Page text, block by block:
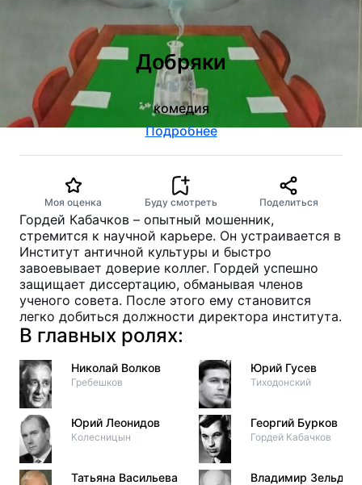
Добряки
1979
комедия
Подробнее
Моя оценка Буду смотреть Поделиться
Гордей Кабачков – опытный мошенник,
стремится к научной карьере. Он устраивается в
Институт античной культуры и быстро
завоевывает доверие коллег. Гордей успешно
защищает диссертацию, обманывая членов
ученого совета. После этого ему становится
легко добиться должности директора института.
В главных ролях:
Николай Волков
Гребешков
Юрий Леонидов
Колесницын
Татьяна Васильева
Юрий Гусев
Тиходонский
Георгий Бурков
Гордей Кабачков
Владимир Зельдин